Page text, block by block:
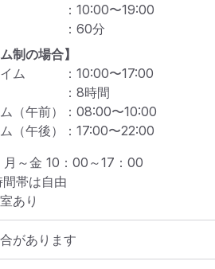
： 10:00〜19:00
： 60分
制の場合】
ム
： 10:00〜17:00
： 8時間
（午前）
： 08:00〜10:00
（午後）
： 17:00〜22:00
～金 10：00～17：00
帯は自由
あり
があります